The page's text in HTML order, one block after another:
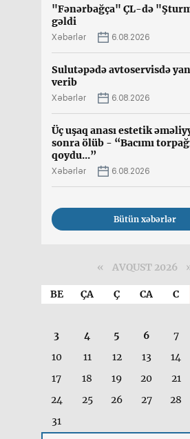
"Fənərbağça" ÇL-də
gəldi
Xəbərlər 6.08.2026
Sulutəpədə avtoservisdə
verib
Xəbərlər 6.08.2026
Üç uşaq anası estetik
sonra ölüb - “Bacımı
qoydu...”
Xəbərlər 6.08.2026
Bütün xəbərlər
« AVQUST 2026
BE ÇA Ç CA C
3
4 5 6 7
10
11 12 13 14
17
18 19 20 21
24
25 26 27 28
31